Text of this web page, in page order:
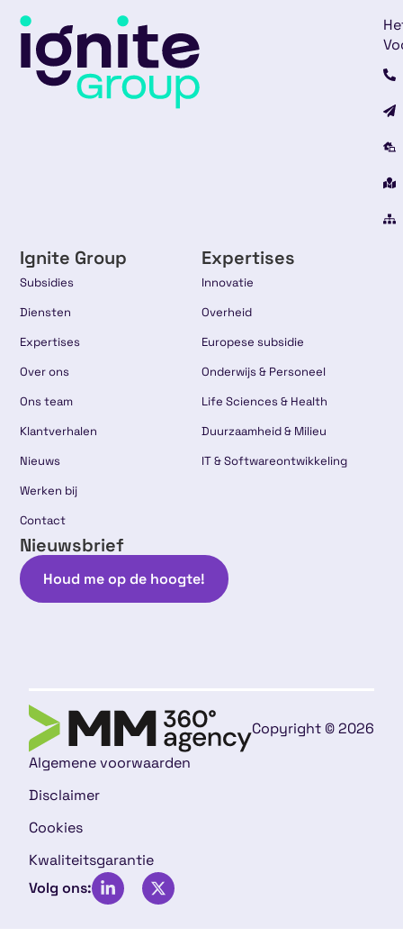
Ignite Group
Subsidies
Diensten
Expertises
Over ons
Ons team
Klantverhalen
Nieuws
Werken bij
Contact
Expertises
Innovatie
Overheid
Europese subsidie
Onderwijs & Personeel
Life Sciences & Health
Duurzaamheid & Milieu
IT & Softwareontwikkeling
Nieuwsbrief
Houd me op de hoogte!
Copyright © 2026
Algemene voorwaarden
Disclaimer
Cookies
Kwaliteitsgarantie
Volg ons: